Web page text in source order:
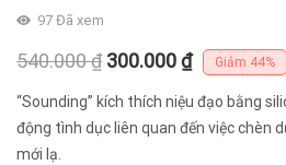
97 Đã xem
540.000₫ Giá
gốc
là:
300.000₫Giá
hiện
tại
Giảm 44%
“Sounding” kích thích niệu đạo bằng
động tình dục liên quan đến việc chèn
mới lạ.